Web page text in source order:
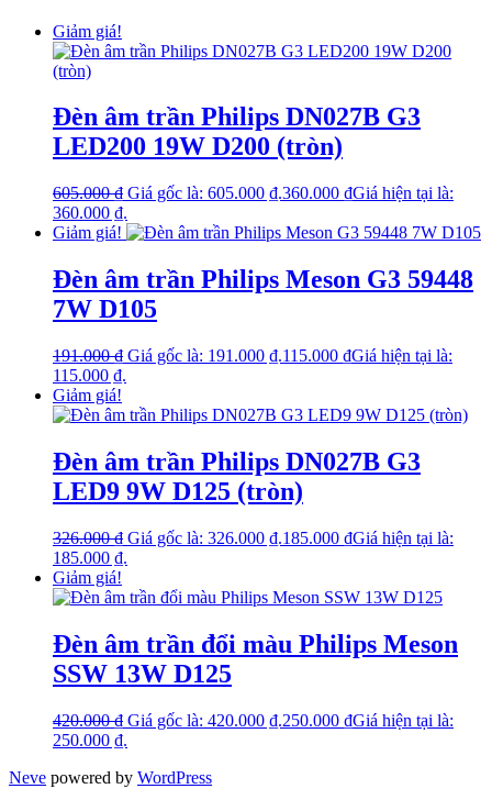
Giảm giá!
Đèn âm trần Philips DN027B G3
LED200 19W D200 (tròn)
605.000₫ Giá gốc là: 605.000 ₫.360.000 ₫Giá hiện tại là:
360.000 ₫.
Giảm giá!
Đèn âm trần Philips Meson G3 59448
7W D105
191.000₫ Giá gốc là: 191.000 ₫.115.000 ₫Giá hiện tại là:
115.000 ₫.
Giảm giá!
Đèn âm trần Philips DN027B G3
LED9 9W D125 (tròn)
326.000₫ Giá gốc là: 326.000 ₫.185.000 ₫Giá hiện tại là:
185.000 ₫.
Giảm giá!
Đèn âm trần đổi màu Philips Meson
SSW 13W D125
420.000₫ Giá gốc là: 420.000 ₫.250.000 ₫Giá hiện tại là:
250.000 ₫.
Neve powered by WordPress